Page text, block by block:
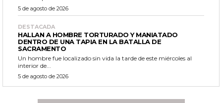
5 de agosto de 2026
DESTACADA
HALLAN A HOMBRE TORTURADO Y MANIATADO
DENTRO DE UNA TAPIA EN LA BATALLA DE
SACRAMENTO
Un hombre fue localizado sin vida la tarde de este miércoles al
interior de...
5 de agosto de 2026